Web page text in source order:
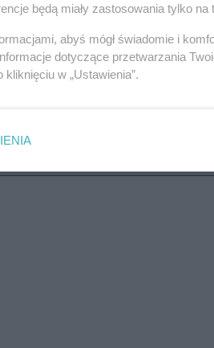
News
będą miały zastosowania tylko na
abyś mógł świadomie i
dotyczące przetwarzania
kliknięciu w „Ustawienia”.